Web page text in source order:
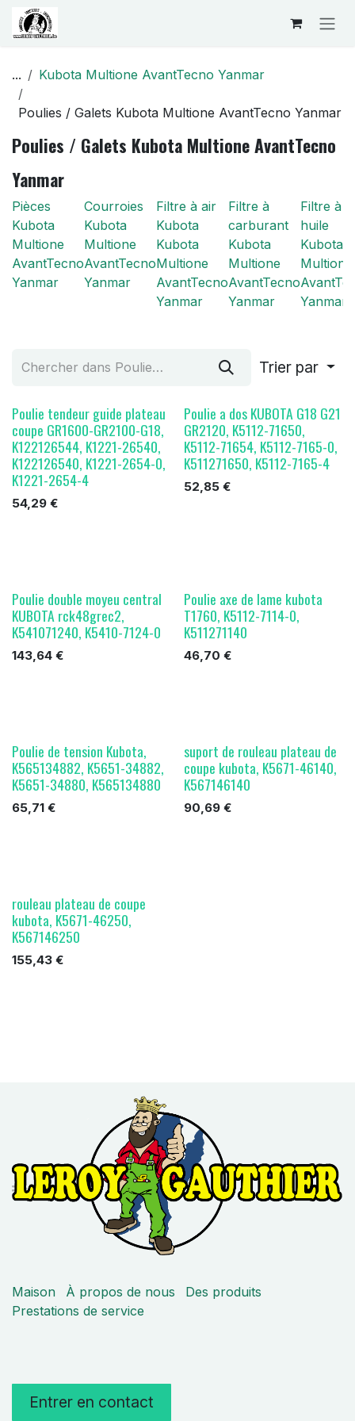
Se rendre au contenu
... Kubota Multione AvantTecno Yanmar
Poulies / Galets Kubota Multione AvantTecno Yanmar
Poulies / Galets Kubota Multione AvantTecno
Yanmar
Pièces
Kubota
Multione
AvantTecno
Yanmar
Courroies
Kubota
Multione
AvantTecno
Yanmar
Filtre à air
Kubota
Kubota
Multione
AvantTecno
Yanmar
Filtre à
carburant
Kubota
Multione
AvantTecno
Yanmar
Filtre à
huile
Kubota
Multione
Yanmar
Trier par
Poulie tendeur guide plateau
coupe GR1600-GR2100-G18,
K122126544, K1221-26540,
K122126540, K1221-2654-0,
K1221-2654-4
54,29 €
Poulie a dos KUBOTA G18 G21
GR2120, K5112-71650,
K5112-71654, K5112-7165-0,
K511271650, K5112-7165-4
52,85€
Poulie double moyeu central
KUBOTA rck48grec2,
K541071240, K5410-7124-0
143,64 €
Poulie axe de lame kubota
T1760, K5112-7114-0,
K511271140
46,70 €
Poulie de tension Kubota,
K565134882, K5651-34882,
K5651-34880, K565134880
65,71 €
suport de rouleau plateau de
coupe kubota, K5671-46140,
K567146140
90,69€
rouleau plateau de coupe
kubota, K5671-46250,
K567146250
155,43 €
Maison À propos de nous
Des produits
Prestations de service
Entrer en contact